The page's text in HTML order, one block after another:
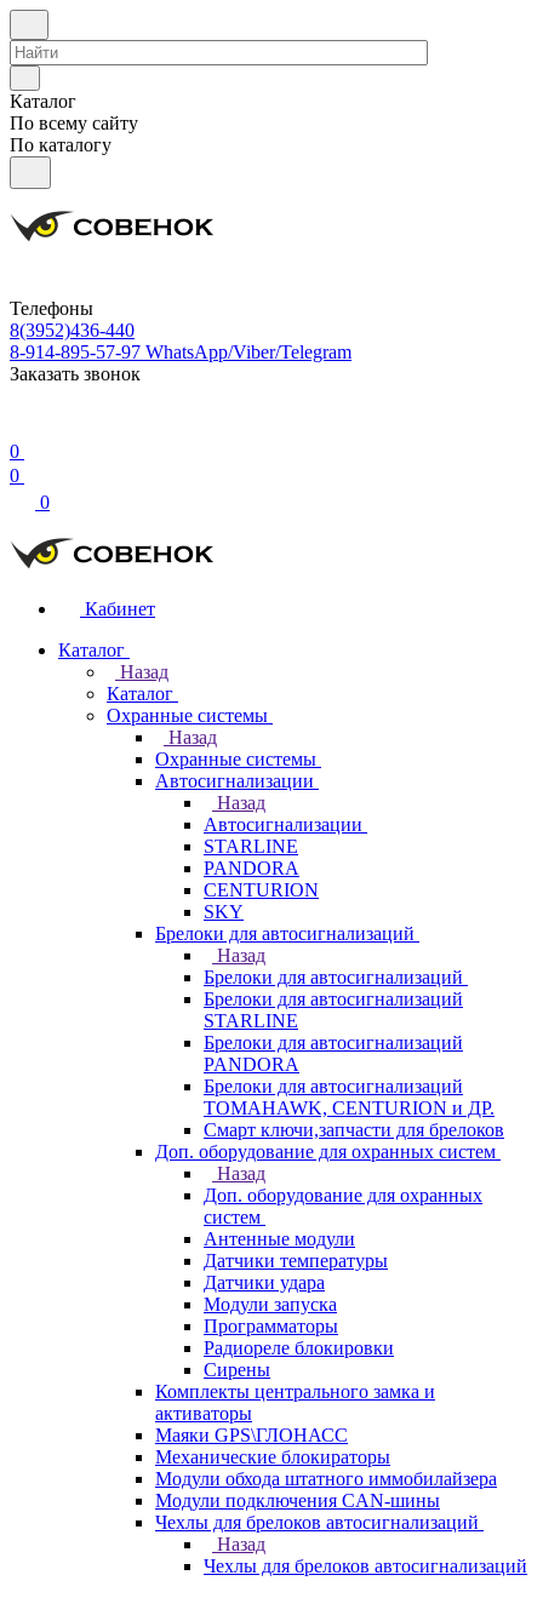
Каталог
По всему сайту
По каталогу
Телефоны
8(3952)436-440
8-914-895-57-97 WhatsApp/Viber/Telegram
Заказать звонок
0
0
0
Кабинет
Каталог
Назад
Каталог
Охранные системы
Назад
Охранные системы
Автосигнализации
Назад
Автосигнализации
STARLINE
PANDORA
CENTURION
SKY
Брелоки для автосигнализаций
Назад
Брелоки для автосигнализаций
Брелоки для автосигнализаций
STARLINE
Брелоки для автосигнализаций
PANDORA
Брелоки для автосигнализаций
TOMAHAWK, CENTURION и ДР.
Смарт ключи,запчасти для брелоков
Доп. оборудование для охранных систем
Назад
Доп. оборудование для охранных
систем
Антенные модули
Датчики температуры
Датчики удара
Модули запуска
Программаторы
Радиореле блокировки
Сирены
Комплекты центрального замка и
активаторы
Маяки GPS\ГЛОНАСС
Механические блокираторы
Модули обхода штатного иммобилайзера
Модули подключения CAN-шины
Чехлы для брелоков автосигнализаций
Назад
Чехлы для брелоков автосигнализаций